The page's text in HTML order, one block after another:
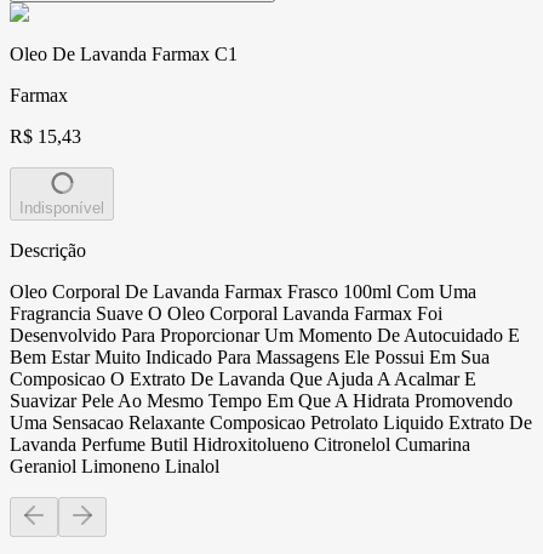
Oleo De Lavanda Farmax C1
Farmax
R$ 15,43
Indisponível
Descrição
Oleo Corporal De Lavanda Farmax Frasco 100ml Com Uma
Fragrancia Suave O Oleo Corporal Lavanda Farmax Foi
Desenvolvido Para Proporcionar Um Momento De Autocuidado E
Bem Estar Muito Indicado Para Massagens Ele Possui Em Sua
Composicao O Extrato De Lavanda Que Ajuda A Acalmar E
Suavizar Pele Ao Mesmo Tempo Em Que A Hidrata Promovendo
Uma Sensacao Relaxante Composicao Petrolato Liquido Extrato De
Lavanda Perfume Butil Hidroxitolueno Citronelol Cumarina
Geraniol Limoneno Linalol